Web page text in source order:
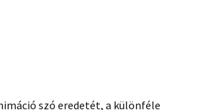
szó eredetét, a különféle